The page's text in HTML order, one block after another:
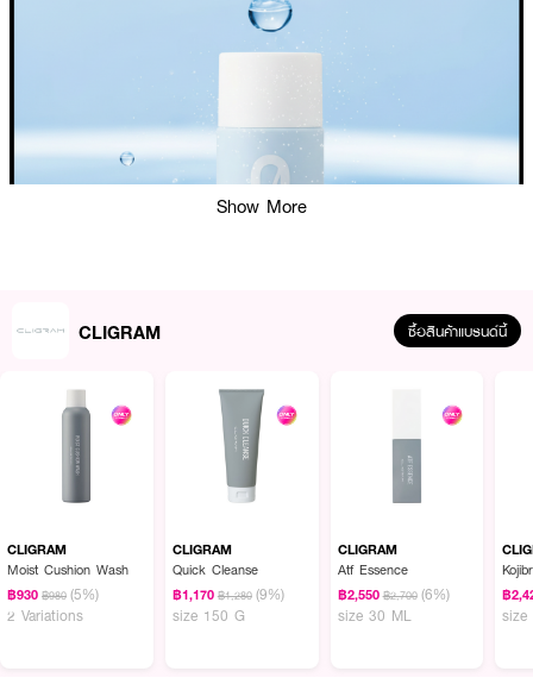
ผลลัพธ์ที่ได้:
โลชั่นน้ำเนื้อบางเบา ผสานคุณค่าจาก Azelaic Acid Derivatives, Totarol และ
วิตามินซี 3 ชนิด ช่วยดูแลปัญหารูขุมขน ปรับสมดุลผิวอย่างอ่อนโยน ให้ผิวเรียบ
● คลิแกรม เคลียร์ ซีโร่ อาสะ โลชั่น
Show More
CLIGRAM ซื้อสินค้าแบรนด์นี้
CLIGRAM
Moist Cushion Wash
฿930 ฿980 (5%)
2 Variations
CLIGRAM
Quick Cleanse
฿1,170 ฿1,280 (9%)
size 150 G
CLIGRAM
Atf Essence
฿2,550 ฿2,700 (6%)
size 30 ML
฿
size